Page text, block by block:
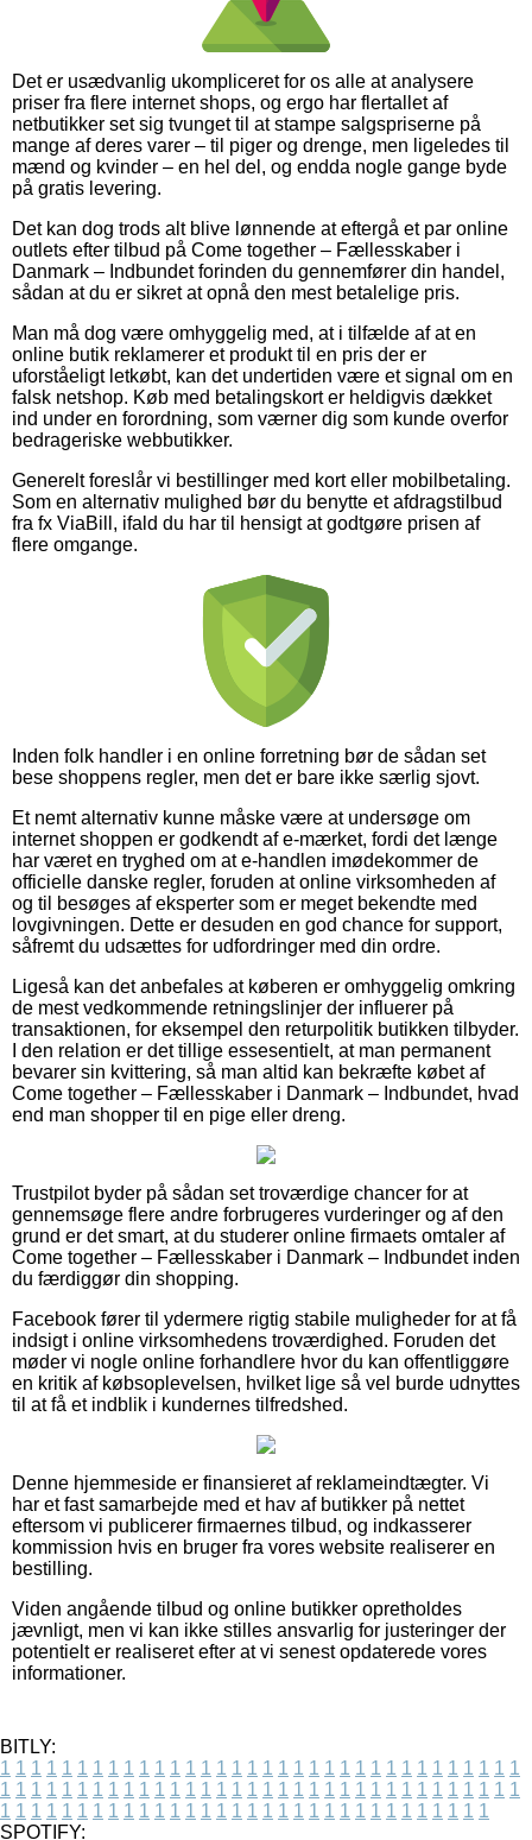
Det er usædvanlig ukompliceret for os alle at analysere
priser fra flere internet shops, og ergo har flertallet af
netbutikker set sig tvunget til at stampe salgspriserne på
mange af deres varer – til piger og drenge, men ligeledes til
mænd og kvinder – en hel del, og endda nogle gange byde
på gratis levering.
Det kan dog trods alt blive lønnende at eftergå et par online
outlets efter tilbud på Come together – Fællesskaber i
Danmark – Indbundet forinden du gennemfører din handel,
sådan at du er sikret at opnå den mest betalelige pris.
Man må dog være omhyggelig med, at i tilfælde af at en
online butik reklamerer et produkt til en pris der er
uforståeligt letkøbt, kan det undertiden være et signal om en
falsk netshop. Køb med betalingskort er heldigvis dækket
ind under en forordning, som værner dig som kunde overfor
bedrageriske webbutikker.
Generelt foreslår vi bestillinger med kort eller mobilbetaling.
Som en alternativ mulighed bør du benytte et afdragstilbud
fra fx ViaBill, ifald du har til hensigt at godtgøre prisen af
flere omgange.
Inden folk handler i en online forretning bør de sådan set
bese shoppens regler, men det er bare ikke særlig sjovt.
Et nemt alternativ kunne måske være at undersøge om
internet shoppen er godkendt af e-mærket, fordi det længe
har været en tryghed om at e-handlen imødekommer de
officielle danske regler, foruden at online virksomheden af
og til besøges af eksperter som er meget bekendte med
lovgivningen. Dette er desuden en god chance for support,
såfremt du udsættes for udfordringer med din ordre.
Ligeså kan det anbefales at køberen er omhyggelig omkring
de mest vedkommende retningslinjer der influerer på
transaktionen, for eksempel den returpolitik butikken tilbyder.
I den relation er det tillige essesentielt, at man permanent
bevarer sin kvittering, så man altid kan bekræfte købet af
Come together – Fællesskaber i Danmark – Indbundet, hvad
end man shopper til en pige eller dreng.
Trustpilot byder på sådan set troværdige chancer for at
gennemsøge flere andre forbrugeres vurderinger og af den
grund er det smart, at du studerer online firmaets omtaler af
Come together – Fællesskaber i Danmark – Indbundet inden
du færdiggør din shopping.
Facebook fører til ydermere rigtig stabile muligheder for at få
indsigt i online virksomhedens troværdighed. Foruden det
møder vi nogle online forhandlere hvor du kan offentliggøre
en kritik af købsoplevelsen, hvilket lige så vel burde udnyttes
til at få et indblik i kundernes tilfredshed.
Denne hjemmeside er finansieret af reklameindtægter. Vi
har et fast samarbejde med et hav af butikker på nettet
eftersom vi publicerer firmaernes tilbud, og indkasserer
kommission hvis en bruger fra vores website realiserer en
bestilling.
Viden angående tilbud og online butikker opretholdes
jævnligt, men vi kan ikke stilles ansvarlig for justeringer der
potentielt er realiseret efter at vi senest opdaterede vores
informationer.
BITLY:
1 1 1 1 1 1 1 1 1 1 1 1 1 1 1 1 1 1 1 1 1 1 1 1 1 1 1 1 1 1 1 1 1 1
1 1 1 1 1 1 1 1 1 1 1 1 1 1 1 1 1 1 1 1 1 1 1 1 1 1 1 1 1 1 1 1 1 1
1 1 1 1 1 1 1 1 1 1 1 1 1 1 1 1 1 1 1 1 1 1 1 1 1 1 1 1 1 1 1 1
SPOTIFY: